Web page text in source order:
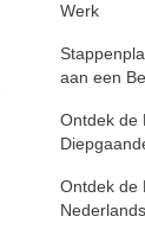
Werk
aan een
Ontdek de
Ontdek de
Nederlands